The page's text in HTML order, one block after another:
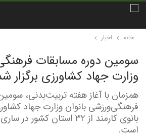
خانه اخبار
سومین دوره مسابقات
وزارت جهاد کشاورزی برگزار
همزمان با آغاز هفته تربیت‌بدنی،
بانوی کارمند از ۳۲ استان
است.